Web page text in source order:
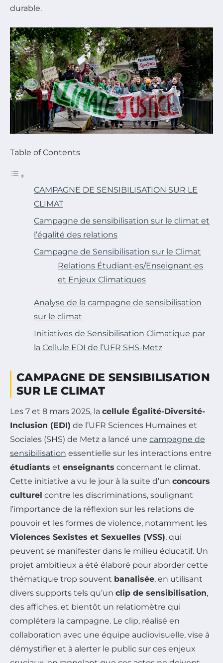
durable.
Table of Contents
CAMPAGNE DE SENSIBILISATION SUR LE
CLIMAT
Campagne de sensibilisation sur le climat et
l’égalité des relations
Campagne de Sensibilisation sur le Climat
Relations Étudiant·es/Enseignant·es
et Enjeux Climatiques
Analyse de la campagne de sensibilisation
sur le climat
Initiatives de Sensibilisation Climatique par
la Cellule EDI de l’UFR SHS-Metz
CAMPAGNE DE SENSIBILISATION
SUR LE CLIMAT
Les 7 et 8 mars 2025, la cellule Égalité-Diversité-
Inclusion (EDI) de l’UFR Sciences Humaines et
Sociales (SHS) de Metz a lancé une campagne de
sensibilisation essentielle sur les interactions entre
étudiants et enseignants concernant le climat.
Cette initiative a vu le jour à la suite d’un concours
culturel contre les discriminations, soulignant
l’importance de la réflexion sur les relations de
pouvoir et les formes de violence, notamment les
Violences Sexistes et Sexuelles (VSS), qui
peuvent se manifester dans le milieu éducatif. Un
projet ambitieux a été élaboré pour aborder cette
thématique trop souvent banalisée, en utilisant
divers supports tels qu’un clip de sensibilisation,
des affiches, et bientôt un relatiomètre qui
complétera la campagne. Le clip, réalisé en
collaboration avec une équipe audiovisuelle, vise à
démystifier et à alerter le public sur ces enjeux